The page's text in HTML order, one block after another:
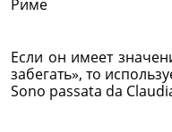
Риме
Если он имеет
забегать», то
Sono passata da